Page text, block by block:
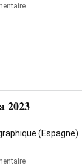
2023
(Espagne)